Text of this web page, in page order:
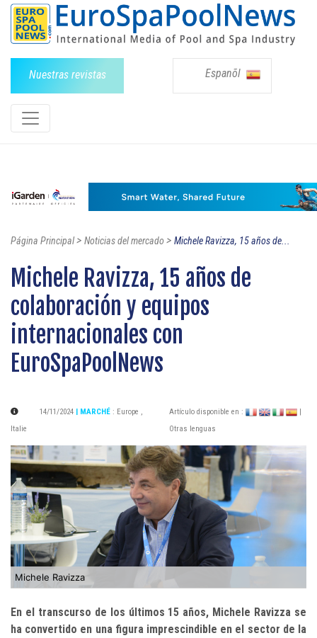
Nuestras revistas Espanõl
Página Principal> Noticias del mercado > Michele Ravizza, 15 años de...
Michele Ravizza, 15 años de
colaboración y equipos
internacionales con
EuroSpaPoolNews
14/11/2024 | MARCHÉ : Europe ,
Italie
Artículo disponible en :
Otras lenguas
Michele Ravizza
En el transcurso de los últimos 15 años, Michele Ravizza se
ha convertido en una figura imprescindible en el sector de la